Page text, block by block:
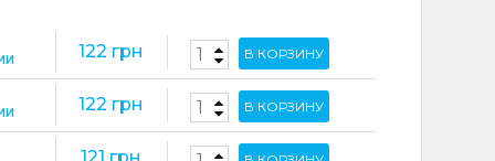
122 грн В КОРЗИНУ
122 грн В КОРЗИНУ